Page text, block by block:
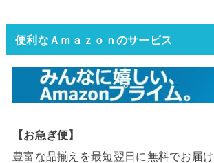
便利なＡｍａｚｏｎのサービス
【お急ぎ便】
豊富な品揃えを最短翌日に無料でお届け